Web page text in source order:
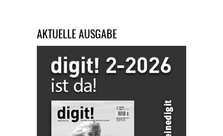
AKTUELLE AUSGABE